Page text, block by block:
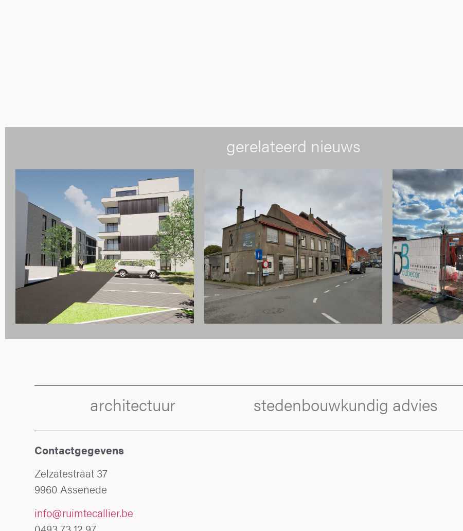
gerelateerd nieuws
architectuur stedenbouwkundig advies
Contactgegevens
Zelzatestraat 37
9960 Assenede
info@ruimtecallier.be